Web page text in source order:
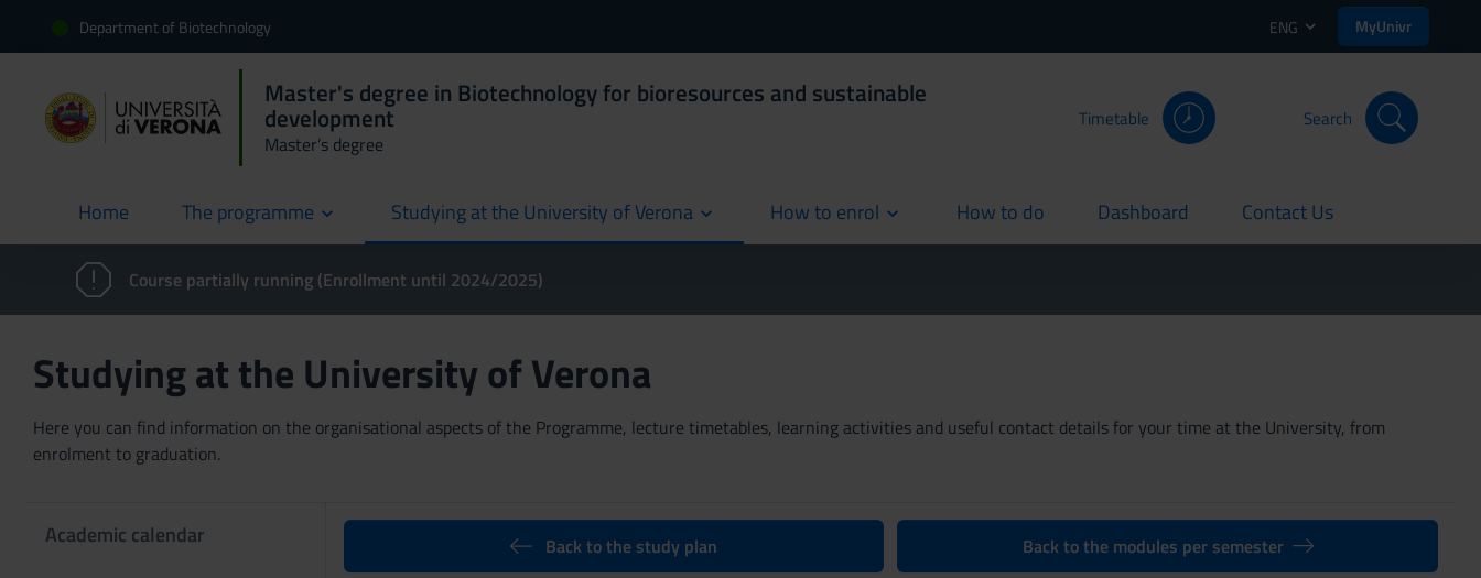
Department of Biotechnology ENG MyUnivr
Master's degree in Biotechnology for bioresources and sustainable
development
Master’s degree
Timetable Search
Home
current The programme Studying at the University of Verona How to enrol How to do
current Dashboard
current Contact Us
current
Course partially running (Enrollment until 2024/2025)
Studying at the University of Verona
Here you can find information on the organisational aspects of the Programme, lecture timetables, learning activities and useful contact details for your time at the University, from
enrolment to graduation.
Academic calendar Back to the study plan Back to the modules per semester